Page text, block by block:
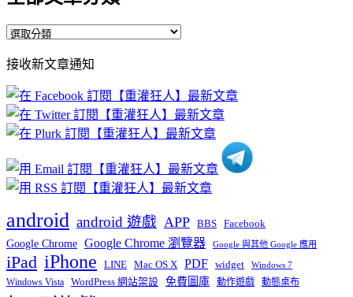
全
文
章
分
類
接收新文章通知
android android 遊戲 APP BBS Facebook
Google Chrome Google Chrome 瀏覽器 Google 與其他 Google 應用
iPad iPhone LINE Mac OS X PDF widget Windows 7
Windows Vista WordPress 網站架設 免費圖庫 動作遊戲 動態桌布